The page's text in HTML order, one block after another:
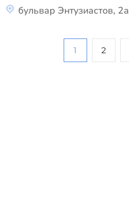
бульвар Энтузиастов, 2а
1 2